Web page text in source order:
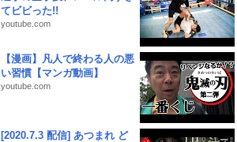
てビビった!!
youtube.com
【漫画】凡人で終わる人の悪
い習慣【マンガ動画】
youtube.com
[2020.7.3 配信] あつまれ ど